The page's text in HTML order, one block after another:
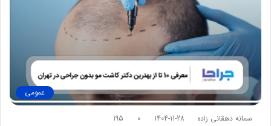
عمومی
سمانه دهقانی زاده 1404-11-28
0
195